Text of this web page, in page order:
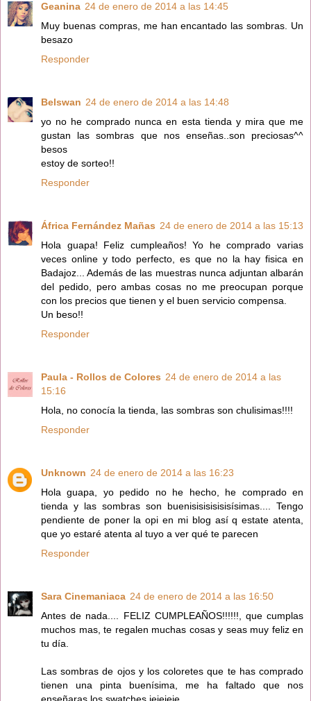
Geanina 24 de enero de 2014 a las 14:45
Muy buenas compras, me han encantado las sombras. Un
besazo
Responder
Belswan 24 de enero de 2014 a las 14:48
yo no he comprado nunca en esta tienda y mira que me
gustan las sombras que nos enseñas..son preciosas^^
besos
estoy de sorteo!!
Responder
África Fernández Mañas 24 de enero de 2014 a las 15:13
Hola guapa! Feliz cumpleaños! Yo he comprado varias
veces online y todo perfecto, es que no la hay fisica en
Badajoz... Además de las muestras nunca adjuntan albarán
del pedido, pero ambas cosas no me preocupan porque
con los precios que tienen y el buen servicio compensa.
Un beso!!
Responder
Paula - Rollos de Colores 24 de enero de 2014 a las
15:16
Hola, no conocía la tienda, las sombras son chulisimas!!!!
Responder
Unknown 24 de enero de 2014 a las 16:23
Hola guapa, yo pedido no he hecho, he comprado en
tienda y las sombras son buenisisisisisisísimas.... Tengo
pendiente de poner la opi en mi blog así q estate atenta,
que yo estaré atenta al tuyo a ver qué te parecen
Responder
Sara Cinemaniaca 24 de enero de 2014 a las 16:50
Antes de nada.... FELIZ CUMPLEAÑOS!!!!!!, que cumplas
muchos mas, te regalen muchas cosas y seas muy feliz en
tu día.
Las sombras de ojos y los coloretes que te has comprado
tienen una pinta buenísima, me ha faltado que nos
enseñaras los swatches jejejeje.